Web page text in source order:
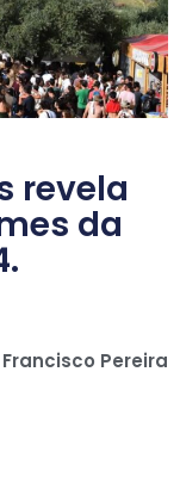
revela
da
Francisco Pereira